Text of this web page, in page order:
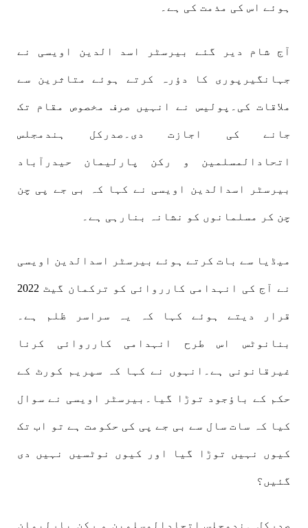
ہوئے اس کی مذمت کی ہے۔
آج شام دیر گئے بیرسٹر اسد الدین اویسی نے
جہانگیرپوری کا دؤرہ کرتے ہوئے متاثرین سے
ملاقات کی۔پولیس نے انہیں صرف مخصوص مقام تک
جانے کی اجازت دی۔صدرکل ہندمجلس
اتحادالمسلمین و رکن پارلیمان حیدرآباد
بیرسٹر اسدالدین اویسی نے کہا کہ بی جے پی چن
چن کر مسلمانوں کو نشانہ بنارہی ہے۔
میڈیا سے بات کرتے ہوئے بیرسٹر اسدالدین اویسی
نے آج کی انہدامی کارروائی کو ترکمان گیٹ 2022
قرار دیتے ہوئے کہا کہ یہ سراسر ظلم ہے۔
بنانوٹس اس طرح انہدامی کارروائی کرنا
غیرقانونی ہے۔انہوں نے کہا کہ سپریم کورٹ کے
حکم کے باؤجود توڑا گیا۔بیرسٹر اویسی نے سوال
کیا کہ سات سال سے بی جے پی کی حکومت ہے تو اب تک
کیوں نہیں توڑا گیا اور کیوں نوٹسیں نہیں دی
گئیں؟
صدرکل ہندمجلس اتحادالمسلمین و رکن پارلیمان